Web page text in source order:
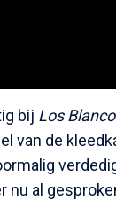
bij Los
van de
nu al